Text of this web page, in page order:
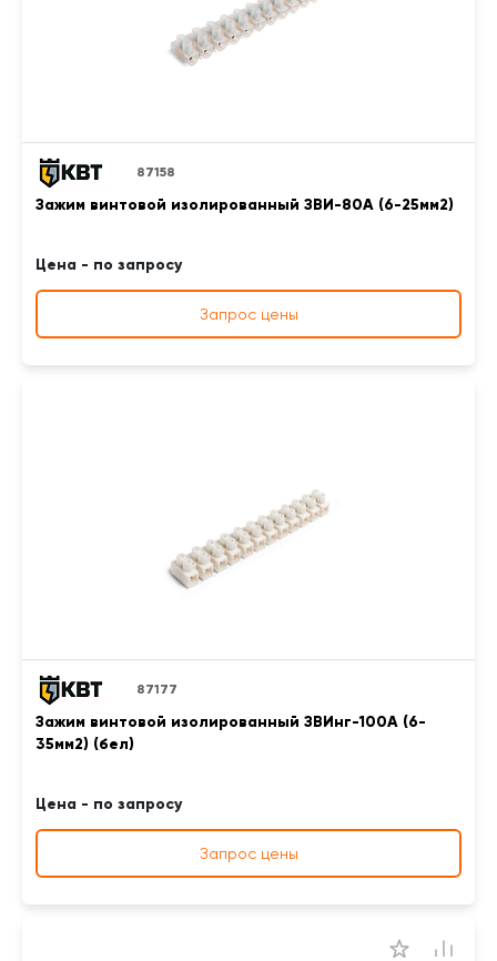
87158
Зажим винтовой изолированный ЗВИ-80А (6-25мм2)
Цена - по запросу
Запрос цены
87177
Зажим винтовой изолированный ЗВИнг-100А (6-
35мм2) (бел)
Цена - по запросу
Запрос цены